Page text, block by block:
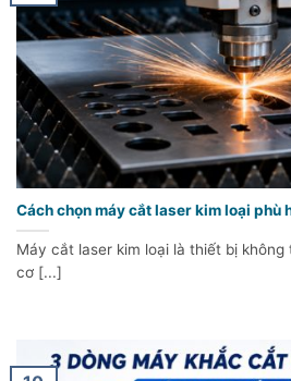
Cách chọn máy cắt laser kim loại phù
Máy cắt laser kim loại là thiết bị
cơ [...]